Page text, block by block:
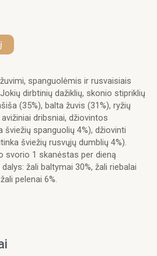
spanguolėmis ir rusvaisiais
dirbtinių dažiklių, skonio stipriklių
(35%), balta žuvis (31%), ryžių
dribsniai, džiovintos
šviežių spanguolių 4%), džiovinti
šviežių rusvųjų dumblių 4%).
svorio 1 skanėstas per dieną
žali baltymai 30%, žali riebalai
pelenai 6%.